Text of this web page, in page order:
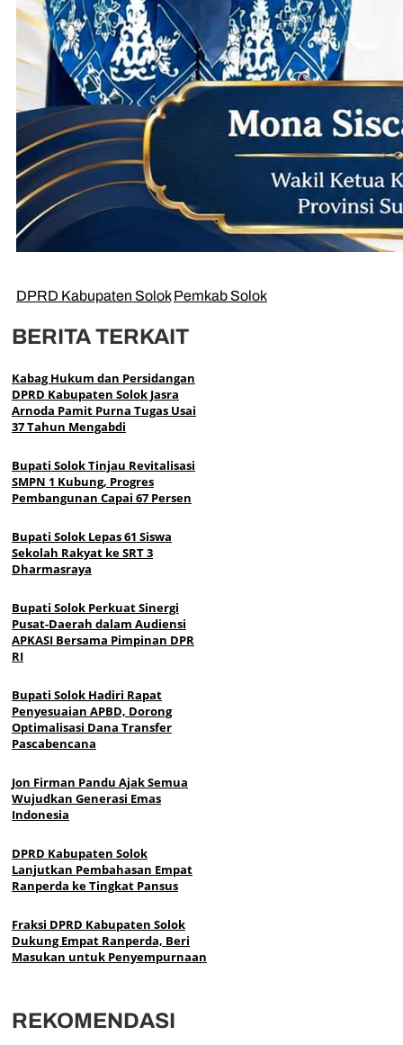
DPRD Kabupaten Solok Pemkab Solok
BERITA TERKAIT
Kabag Hukum dan Persidangan
DPRD Kabupaten Solok Jasra
Arnoda Pamit Purna Tugas Usai
37 Tahun Mengabdi
Bupati Solok Tinjau Revitalisasi
SMPN 1 Kubung, Progres
Pembangunan Capai 67 Persen
Bupati Solok Lepas 61 Siswa
Sekolah Rakyat ke SRT 3
Dharmasraya
Bupati Solok Perkuat Sinergi
Pusat-Daerah dalam Audiensi
APKASI Bersama Pimpinan DPR
RI
Bupati Solok Hadiri Rapat
Penyesuaian APBD, Dorong
Optimalisasi Dana Transfer
Pascabencana
Jon Firman Pandu Ajak Semua
Wujudkan Generasi Emas
Indonesia
DPRD Kabupaten Solok
Lanjutkan Pembahasan Empat
Ranperda ke Tingkat Pansus
Fraksi DPRD Kabupaten Solok
Dukung Empat Ranperda, Beri
Masukan untuk Penyempurnaan
REKOMENDASI